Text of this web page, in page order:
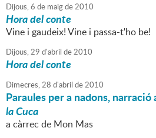
Dijous,6 de maigde2010
Hora del conte
Vine i gaudeix! Vine i passa-t'ho be!
Dijous,29 d'abril de2010
Hora del conte
Dimecres,28 d'abril de2010
Paraules per a nadons,
la Cuca
a càrrec de Mon Mas